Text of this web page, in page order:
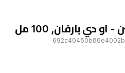
دي بارفان, 100 مل